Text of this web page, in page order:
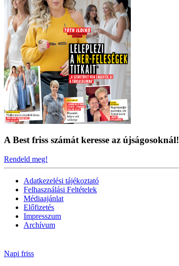
A Best friss számát keresse az újságosoknál!
Rendeld meg!
Adatkezelési tájékoztató
Felhasználási Feltételek
Médiaajánlat
Előfizetés
Impresszum
Archívum
Napi friss